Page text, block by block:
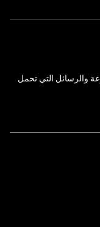
والرسائل التي تحمل